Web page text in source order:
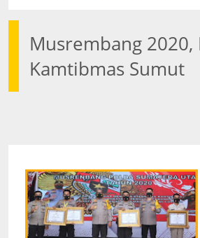
Musrembang 2020,
Kamtibmas Sumut